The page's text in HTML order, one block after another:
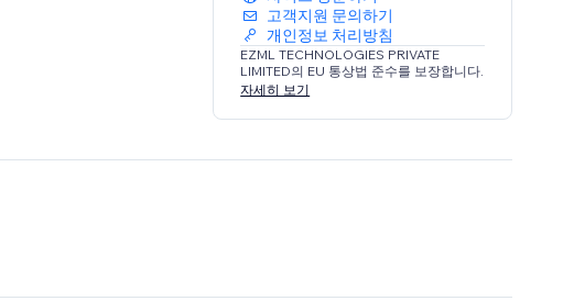
고객지원 문의하기
개인정보 처리방침
EZML TECHNOLOGIES PRIVATE
LIMITED의 EU 통상법 준수를 보장합니다.
자세히 보기